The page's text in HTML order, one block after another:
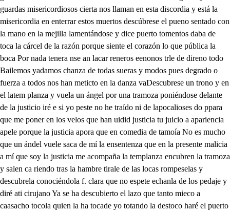
guardas misericordiosos cierta nos llaman en esta discordia y está la
misericordia en enterrar estos muertos descúbrese el pueno sentado con
la mano en la mejilla lamentándose y dice puerto tomentos daba de
toca la cárcel de la razón porque siente el corazón lo que pública la
boca Por nada tenera nse an lacar reneros eenonos trle de direno todo
Bailemos yadamos chanza de todas sueras y modos pues degrado o
fuerza a todos nos han meticto en la danza vaDescubrese un trono y en
el latem planza y vuela un ángel por una tramoza poniéndose delante
de la justicio iré e si yo peste no he traído ni de lapocalioses do ppara
que me poner en los velos que han uidid justicia tu juicio a apariencia
apele porque la justicia apora que en comedia de tamoía No es mucho
que un ándel vuele saca de mí la ensentenza que en la presente malicia
a mí que soy la justicia me acompaña la templanza encubren la tramoza
y salen ca riendo tras la hambre tirale de las locas rompeselas y
descubrela conociéndola f. clara que no espete echanla de los pedaje y
diré ati cirujano Ya se ha descubierto el lazo que tanto mieco a
caasacho tocola quien la ha tocade yo totando la destoco haré el puerto